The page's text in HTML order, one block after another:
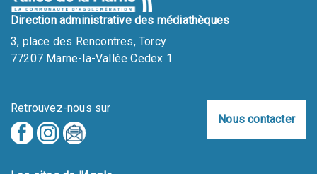
Direction administrative des médiathèques
3, place des Rencontres, Torcy
77207 Marne-la-Vallée Cedex 1
Retrouvez-nous sur
Nous contacter